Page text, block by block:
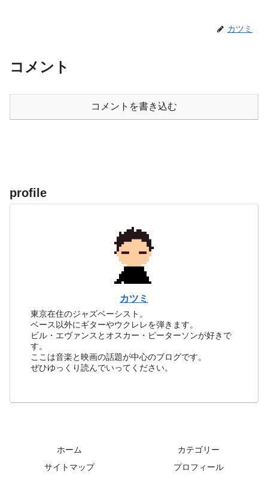
カツミ
コメント
コメントを書き込む
profile
カツミ
東京在住のジャズベーシスト。
ベース以外にギターやウクレレを弾きます。
ビル・エヴァンスとオスカー・ピーターソンが好きで
す。
ここは音楽と映画の話題が中心のブログです。
ぜひゆっくり読んでいってください。
ホーム
カテゴリー
サイトマップ
プロフィール